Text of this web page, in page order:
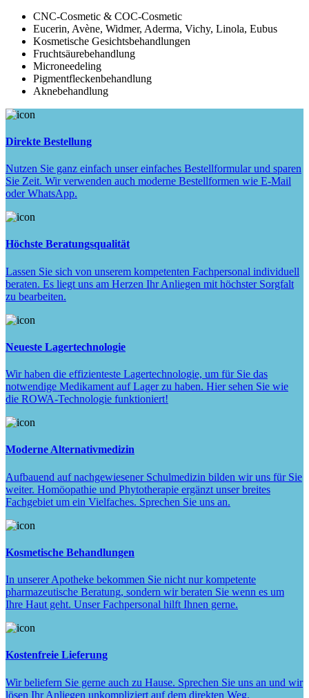
CNC-Cosmetic & COC-Cosmetic
Eucerin, Avène, Widmer, Aderma, Vichy, Linola, Eubus
Kosmetische Gesichtsbehandlungen
Fruchtsäurebehandlung
Microneedeling
Pigmentfleckenbehandlung
Aknebehandlung
Direkte Bestellung
Nutzen Sie ganz einfach unser einfaches Bestellformular und sparen
Sie Zeit. Wir verwenden auch moderne Bestellformen wie E-Mail
oder WhatsApp.
Höchste Beratungsqualität
Lassen Sie sich von unserem kompetenten Fachpersonal individuell
beraten. Es liegt uns am Herzen Ihr Anliegen mit höchster Sorgfalt
zu bearbeiten.
Neueste Lagertechnologie
Wir haben die effizienteste Lagertechnologie, um für Sie das
notwendige Medikament auf Lager zu haben. Hier sehen Sie wie
die ROWA-Technologie funktioniert!
Moderne Alternativmedizin
Aufbauend auf nachgewiesener Schulmedizin bilden wir uns für Sie
weiter. Homöopathie und Phytotherapie ergänzt unser breites
Fachgebiet um ein Vielfaches. Sprechen Sie uns an.
Kosmetische Behandlungen
In unserer Apotheke bekommen Sie nicht nur kompetente
pharmazeutische Beratung, sondern wir beraten Sie wenn es um
Ihre Haut geht. Unser Fachpersonal hilft Ihnen gerne.
Kostenfreie Lieferung
Wir beliefern Sie gerne auch zu Hause. Sprechen Sie uns an und wir
lösen Ihr Anliegen unkompliziert auf dem direkten Weg.